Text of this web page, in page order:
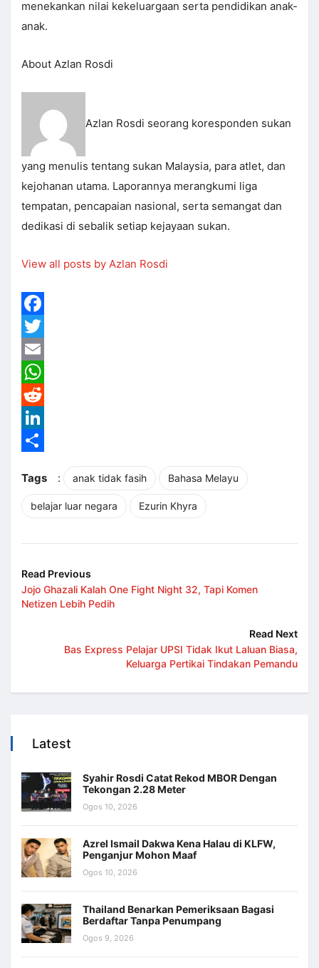
menekankan nilai kekeluargaan serta pendidikan anak-
anak.
About Azlan Rosdi
Azlan Rosdi seorang koresponden sukan
yang menulis tentang sukan Malaysia, para atlet, dan
kejohanan utama. Laporannya merangkumi liga
tempatan, pencapaian nasional, serta semangat dan
dedikasi di sebalik setiap kejayaan sukan.
View all posts by Azlan Rosdi
Facebook
Twitter
Email
WhatsApp
Reddit
LinkedIn
Tags
: anak tidak fasih Bahasa Melayu
belajar luar negara Ezurin Khyra
Read Previous
Jojo Ghazali Kalah One Fight Night 32, Tapi Komen
Netizen Lebih Pedih
Read Next
Bas Express Pelajar UPSI Tidak Ikut Laluan Biasa,
Keluarga Pertikai Tindakan Pemandu
Latest
Syahir Rosdi Catat Rekod MBOR Dengan
Tekongan 2.28 Meter
Ogos 10, 2026
Azrel Ismail Dakwa Kena Halau di KLFW,
Penganjur Mohon Maaf
Ogos 10, 2026
Thailand Benarkan Pemeriksaan Bagasi
Berdaftar Tanpa Penumpang
Ogos 9, 2026